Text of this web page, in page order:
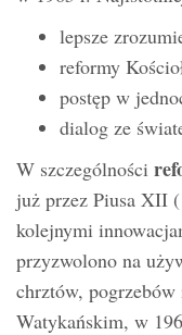
lepsze
reformy
postęp w
dialog ze
W szczególności
już przez Piusa XII
kolejnymi
przyzwolono na
chrztów,
Watykańskim, w